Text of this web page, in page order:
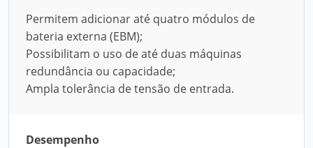
Permitem adicionar até quatro módulos de
bateria externa (EBM);
Possibilitam o uso de até duas máquinas
redundância ou capacidade;
Ampla tolerância de tensão de entrada.
Desempenho